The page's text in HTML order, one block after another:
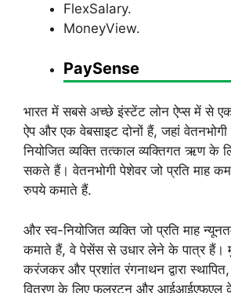
FlexSalary.
MoneyView.
PaySense
भारत में सबसे अच्छे इंस्टेंट लोन ऐप्स में से
ऐप और एक वेबसाइट दोनों हैं, जहां
नियोजित व्यक्ति तत्काल व्यक्तिगत ऋण के
सकते हैं। वेतनभोगी पेशेवर जो प्रति माह
रुपये कमाते हैं.
और स्व-नियोजित व्यक्ति जो प्रति माह
कमाते हैं, वे पेसेंस से उधार लेने के पात्र हैं।
करंजकर और प्रशांत रंगनाथन द्वारा
वितरण के लिए फुलरटन और आईआईएफएल के